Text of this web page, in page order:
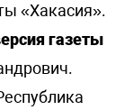
«Хакасия».
газеты